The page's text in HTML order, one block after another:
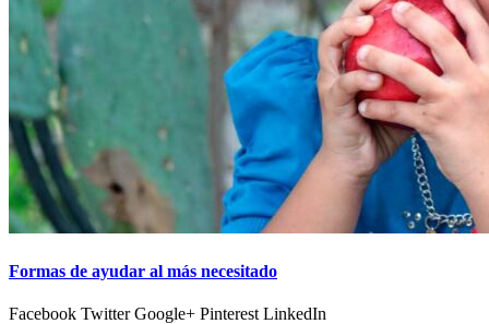
Formas de ayudar al más necesitado
Facebook Twitter Google+ Pinterest LinkedIn